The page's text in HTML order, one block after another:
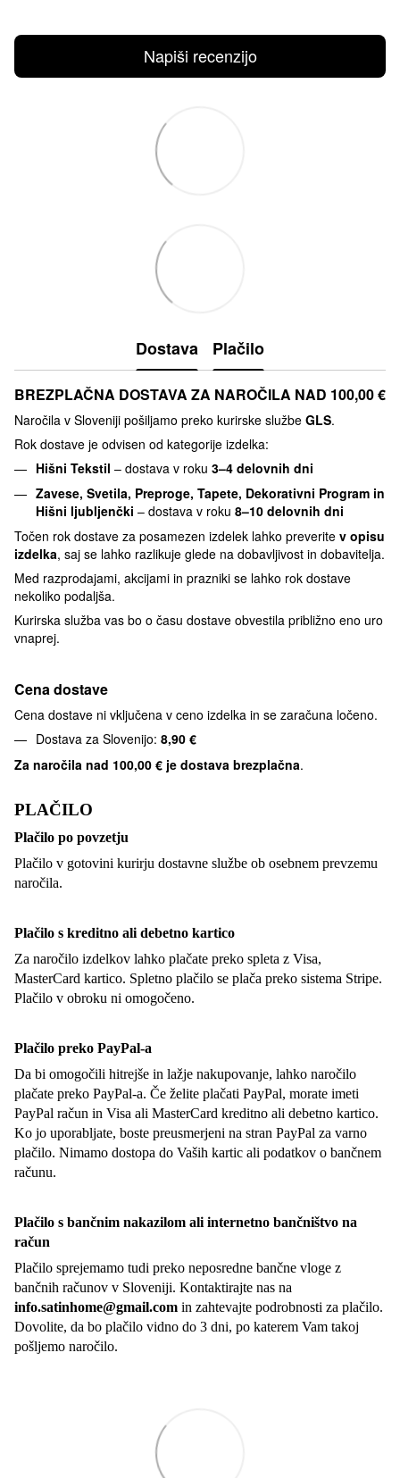
Napiši recenzijo
Dostava Plačilo
BREZPLAČNA DOSTAVA ZA NAROČILA NAD 100,00 €
Naročila v Sloveniji pošiljamo preko kurirske službe GLS.
Rok dostave je odvisen od kategorije izdelka:
Hišni Tekstil – dostava v roku 3–4 delovnih dni
Zavese, Svetila, Preproge, Tapete, Dekorativni Program in
Hišni ljubljenčki – dostava v roku 8–10 delovnih dni
Točen rok dostave za posamezen izdelek lahko preverite v opisu
izdelka, saj se lahko razlikuje glede na dobavljivost in dobavitelja.
Med razprodajami, akcijami in prazniki se lahko rok dostave
nekoliko podaljša.
Kurirska služba vas bo o času dostave obvestila približno eno uro
vnaprej.
Cena dostave
Cena dostave ni vključena v ceno izdelka in se zaračuna ločeno.
Dostava za Slovenijo: 8,90 €
Za naročila nad 100,00 € je dostava brezplačna.
PLAČILO
Plačilo po povzetju
Plačilo v gotovini kurirju dostavne službe ob osebnem prevzemu
naročila.
Plačilo s kreditno ali debetno kartico
Za naročilo izdelkov lahko plačate preko spleta z Visa,
MasterCard kartico. Spletno plačilo se plača preko sistema Stripe.
Plačilo v obroku ni omogočeno.
Plačilo preko PayPal-a
Da bi omogočili hitrejše in lažje nakupovanje, lahko naročilo
plačate preko PayPal-a. Če želite plačati PayPal, morate imeti
PayPal račun in Visa ali MasterCard kreditno ali debetno kartico.
Ko jo uporabljate, boste preusmerjeni na stran PayPal za varno
plačilo. Nimamo dostopa do Vaših kartic ali podatkov o bančnem
računu.
Plačilo s bančnim nakazilom ali internetno bančništvo na
račun
Plačilo sprejemamo tudi preko neposredne bančne vloge z
bančnih računov v Sloveniji. Kontaktirajte nas na
info.satinhome@gmail.com in zahtevajte podrobnosti za plačilo.
Dovolite, da bo plačilo vidno do 3 dni, po katerem Vam takoj
pošljemo naročilo.